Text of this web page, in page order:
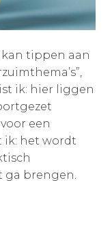
tippen aan
ik: hier liggen
een
ik: het wordt
brengen.